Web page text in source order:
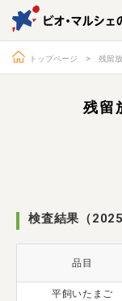
トップページ 残留
残留
検査結果（
品目
平飼いたまご